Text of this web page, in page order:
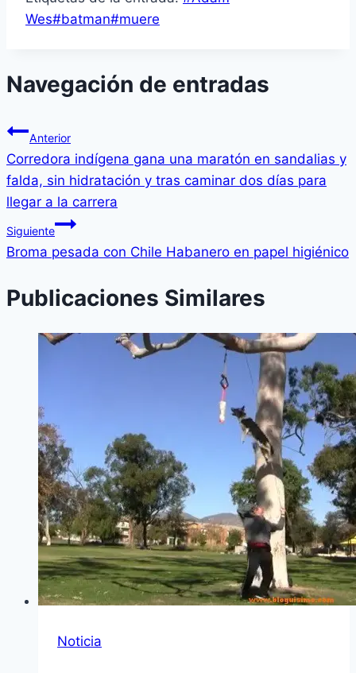
Wes#batman#muere
Navegación de entradas
Anterior
Corredora indígena gana una maratón en sandalias y
falda, sin hidratación y tras caminar dos días para
llegar a la carrera
Siguiente
Broma pesada con Chile Habanero en papel higiénico
Publicaciones Similares
Noticia